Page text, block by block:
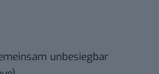
unbesiegbar